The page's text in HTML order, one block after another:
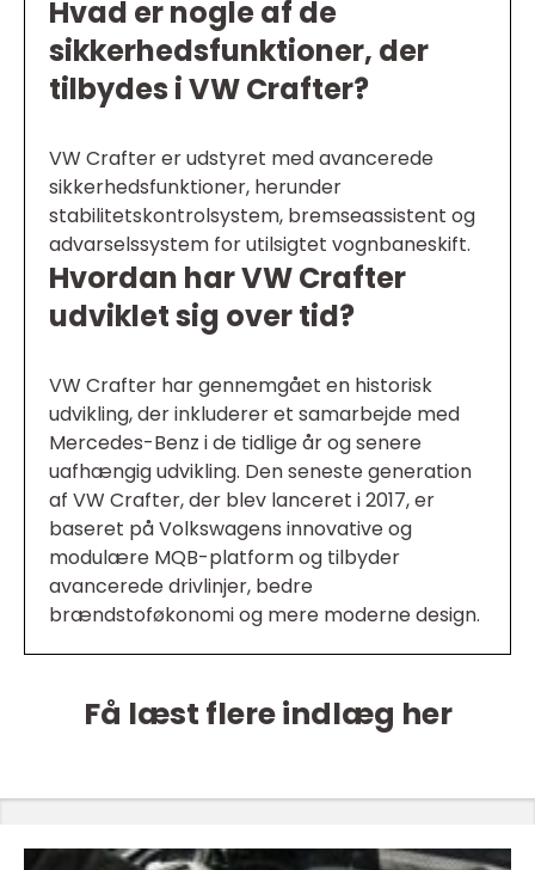
Hvad er nogle af de
sikkerhedsfunktioner, der
tilbydes i VW Crafter?
VW Crafter er udstyret med avancerede
sikkerhedsfunktioner, herunder
stabilitetskontrolsystem, bremseassistent og
advarselssystem for utilsigtet vognbaneskift.
Hvordan har VW Crafter
udviklet sig over tid?
VW Crafter har gennemgået en historisk
udvikling, der inkluderer et samarbejde med
Mercedes-Benz i de tidlige år og senere
uafhængig udvikling. Den seneste generation
af VW Crafter, der blev lanceret i 2017, er
baseret på Volkswagens innovative og
modulære MQB-platform og tilbyder
avancerede drivlinjer, bedre
brændstoføkonomi og mere moderne design.
Få læst flere indlæg her